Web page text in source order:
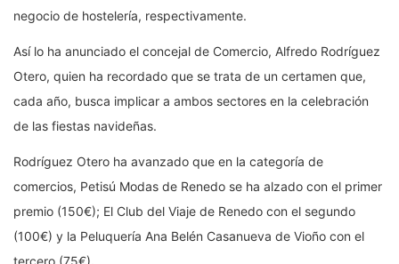
negocio de hostelería, respectivamente.
Así lo ha anunciado el concejal de Comercio, Alfredo Rodríguez
Otero, quien ha recordado que se trata de un certamen que,
cada año, busca implicar a ambos sectores en la celebración
de las fiestas navideñas.
Rodríguez Otero ha avanzado que en la categoría de
comercios, Petisú Modas de Renedo se ha alzado con el primer
premio (150€); El Club del Viaje de Renedo con el segundo
(100€) y la Peluquería Ana Belén Casanueva de Vioño con el